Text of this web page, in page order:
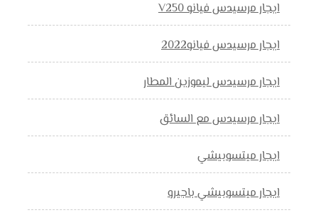
ايجار مرسيدس فيانو V250
ايجار مرسيدس فيانو2022
ايجار مرسيدس ليموزين المطار
ايجار مرسيدس مع السائق
ايجار ميتسوبيشي
ايجار ميتسوبيشي باجيرو